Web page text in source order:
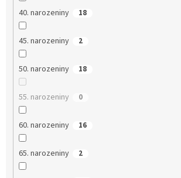
40. narozeniny 18
45. narozeniny 2
50. narozeniny 18
55. narozeniny 0
60. narozeniny 16
65. narozeniny 2